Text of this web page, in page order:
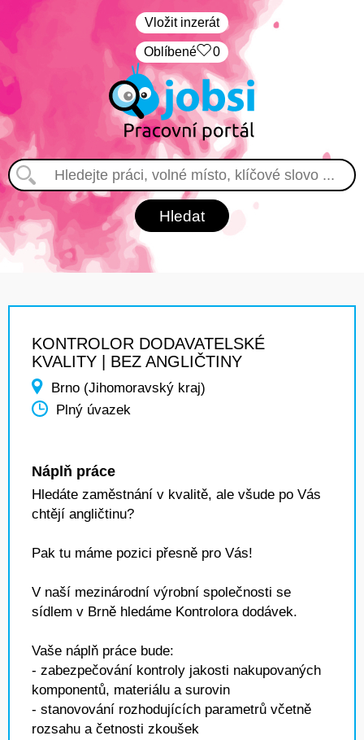
Vložit inzerát
Oblíbené 0
KONTROLOR DODAVATELSKÉ
KVALITY | BEZ ANGLIČTINY
Brno (Jihomoravský kraj)
Plný úvazek
Náplň práce
Hledáte zaměstnání v kvalitě, ale všude po Vás
chtějí angličtinu?
Pak tu máme pozici přesně pro Vás!
V naší mezinárodní výrobní společnosti se
sídlem v Brně hledáme Kontrolora dodávek.
Vaše náplň práce bude:
- zabezpečování kontroly jakosti nakupovaných
komponentů, materiálu a surovin
- stanovování rozhodujících parametrů včetně
rozsahu a četnosti zkoušek